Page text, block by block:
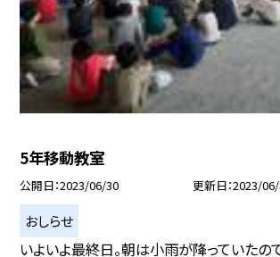
5年移動教室
公開日 2023/06/30 更新日 2023/
おしらせ
いよいよ最終日。朝は小雨が降っていたの